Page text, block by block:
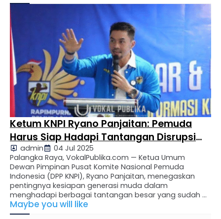
Ketum KNPI Ryano Panjaitan: Pemuda
Harus Siap Hadapi Tantangan Disrupsi
dan Bonus Demografi
admin
04 Jul 2025
Palangka Raya, VokalPublika.com — Ketua Umum
Dewan Pimpinan Pusat Komite Nasional Pemuda
Indonesia (DPP KNPI), Ryano Panjaitan, menegaskan
pentingnya kesiapan generasi muda dalam
menghadapi berbagai tantangan besar yang sudah di
depan mata. Hal ini ia sampaikan saat membuka
Rapat Pimpinan Paripurna Nasional (Rapimpurnas) KNPI
Maybe you will like